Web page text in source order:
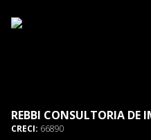
REBBI CONSULTORIA DE
CRECI: 66890